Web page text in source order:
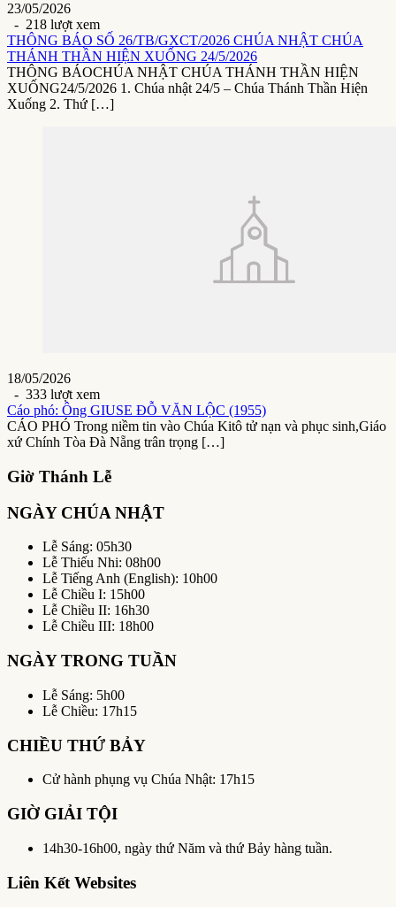
23/05/2026
- 218 lượt xem
THÔNG BÁO SỐ 26/TB/GXCT/2026 CHÚA NHẬT CHÚA
THÁNH THẦN HIỆN XUỐNG 24/5/2026
THÔNG BÁOCHÚA NHẬT CHÚA THÁNH THẦN HIỆN
XUỐNG24/5/2026 1. Chúa nhật 24/5 – Chúa Thánh Thần Hiện
Xuống 2. Thứ […]
18/05/2026
- 333 lượt xem
Cáo phó: Ông GIUSE ĐỖ VĂN LỘC (1955)
CÁO PHÓ Trong niềm tin vào Chúa Kitô tử nạn và phục sinh,Giáo
xứ Chính Tòa Đà Nẵng trân trọng […]
Giờ Thánh Lễ
NGÀY CHÚA NHẬT
Lễ Sáng: 05h30
Lễ Thiếu Nhi: 08h00
Lễ Tiếng Anh (English): 10h00
Lễ Chiều I: 15h00
Lễ Chiều II: 16h30
Lễ Chiều III: 18h00
NGÀY TRONG TUẦN
Lễ Sáng: 5h00
Lễ Chiều: 17h15
CHIỀU THỨ BẢY
Cử hành phụng vụ Chúa Nhật: 17h15
GIỜ GIẢI TỘI
14h30-16h00, ngày thứ Năm và thứ Bảy hàng tuần.
Liên Kết Websites